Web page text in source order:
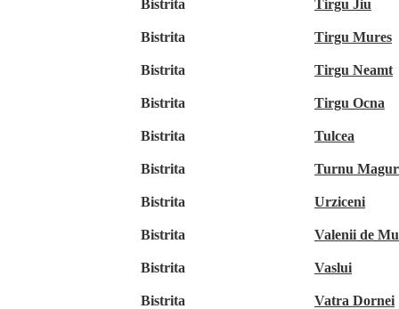
Bistrita Tirgu Jiu
Bistrita Tirgu Mures
Bistrita Tirgu Neamt
Bistrita Tirgu Ocna
Bistrita Tulcea
Bistrita Turnu
Bistrita Urziceni
Bistrita Valenii de
Bistrita Vaslui
Bistrita Vatra Dornei